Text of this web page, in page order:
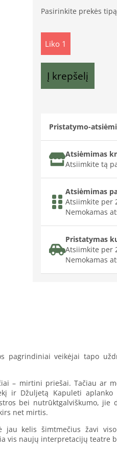
Pasirinkite prekės
Liko 1
Į krepšelį
Pristatymo-
Atsiėmimas
Atsiimkite tą
Atsiėmimas
Atsiimkite per
Nemokamas
Pristatymas
Atsiimkite per
Nemokamas
pagrindiniai veikėjai tapo
– mirtini priešai. Tačiau ar
ir Džuljetą Kapuleti aplanko
bei nutrūktgalviškumo, jie
net mirtis.
jau kelis šimtmečius žavi
vis naujų interpretacijų teatre